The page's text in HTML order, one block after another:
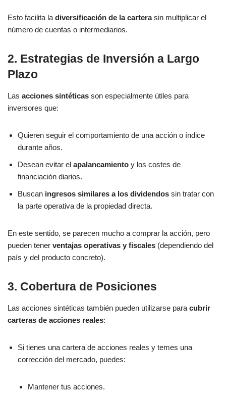
Esto facilita la diversificación de la carterasin multiplicar el
número de cuentas o intermediarios.
2. Estrategias de Inversión a Largo
Plazo
Las acciones sintéticas son especialmente útiles para
inversores que:
Quieren seguir el comportamiento de una acción o índice
durante años.
Desean evitar el apalancamiento y los costes de
financiación diarios.
Buscan ingresos similares a los dividendos sin tratar con
la parte operativa de la propiedad directa.
En este sentido, se parecen mucho a comprar la acción, pero
pueden tener ventajas operativas y fiscales (dependiendo del
país y del producto concreto).
3. Cobertura de Posiciones
Las acciones sintéticas también pueden utilizarse para cubrir
carteras de acciones reales:
Si tienes una cartera de acciones reales y temes una
corrección del mercado, puedes:
Mantener tus acciones.